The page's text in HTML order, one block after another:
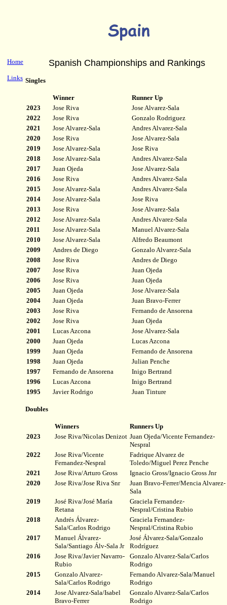
Home
Links
Spanish Championships and Rankings
Singles
Winner
Runner Up
2023 Jose Riva
Jose Alvarez-Sala
2022 Jose Riva
Gonzalo Rodriguez
2021 Jose Alvarez-Sala
Andres Alvarez-Sala
2020 Jose Riva
Jose Alvarez-Sala
2019 Jose Alvarez-Sala
Jose Riva
2018 Jose Alvarez-Sala
Andres Alvarez-Sala
2017 Juan Ojeda
Jose Alvarez-Sala
2016 Jose Riva
Andres Alvarez-Sala
2015 Jose Alvarez-Sala
Andres Alvarez-Sala
2014 Jose Alvarez-Sala
Jose Riva
2013 Jose Riva
Jose Alvarez-Sala
2012 Jose Alvarez-Sala
Andres Alvarez-Sala
2011 Jose Alvarez-Sala
Manuel Alvarez-Sala
2010 Jose Alvarez-Sala
Alfredo Beaumont
2009 Andres de Diego
Gonzalo Alvarez-Sala
2008 Jose Riva
Andres de Diego
2007 Jose Riva
Juan Ojeda
2006
Jose Riva
Juan Ojeda
2005
Juan Ojeda
Jose Alvarez-Sala
2004
Juan Ojeda
Juan Bravo-Ferrer
2003
Jose Riva
Fernando de Ansorena
2002
Jose Riva
Juan Ojeda
2001
Lucas Azcona
Jose Alvarez-Sala
2000
Juan Ojeda
Lucas Azcona
1999
Juan Ojeda
Fernando de Ansorena
1998
Juan Ojeda
Julian Penche
1997
Fernando de Ansorena
Inigo Bertrand
1996
Lucas Azcona
Inigo Bertrand
1995
Javier Rodrigo Juan Tinture
Doubles
Winners
Runners Up
2023 Jose Riva/Nicolas Denizot Juan Ojeda/Vicente Fernandez-
Nespral
2022
Jose Riva/Vicente
Fernandez-Nespral
Fadrique Alvarez de
Toledo/Miguel Perez Penche
2021 Jose Riva/Arturo Gross
Ignacio Gross/Ignacio Gross Jnr
2020 Jose Riva/Jose Riva Snr
Juan Bravo-Ferrer/Mencia Alvarez-
Sala
2019
José Riva/José María
Retana
Graciela Fernandez-
Nespral/Cristina Rubio
2018
Andrés Álvarez-
Sala/Carlos Rodrigo
Graciela Fernandez-
Nespral/Cristina Rubio
2017
Manuel Álvarez-
Sala/Santiago Álv-Sala Jr
José Álvarez-Sala/Gonzalo
Rodríguez
2016
Jose Riva/Javier Navarro-
Rubio
Gonzalo Alvarez-Sala/Carlos
Rodrigo
2015
Gonzalo Alvarez-
Sala/Carlos Rodrigo
Fernando Alvarez-Sala/Manuel
Rodrigo
2014
Jose Alvarez-Sala/Isabel
Bravo-Ferrer
Gonzalo Alvarez-Sala/Carlos
Rodrigo